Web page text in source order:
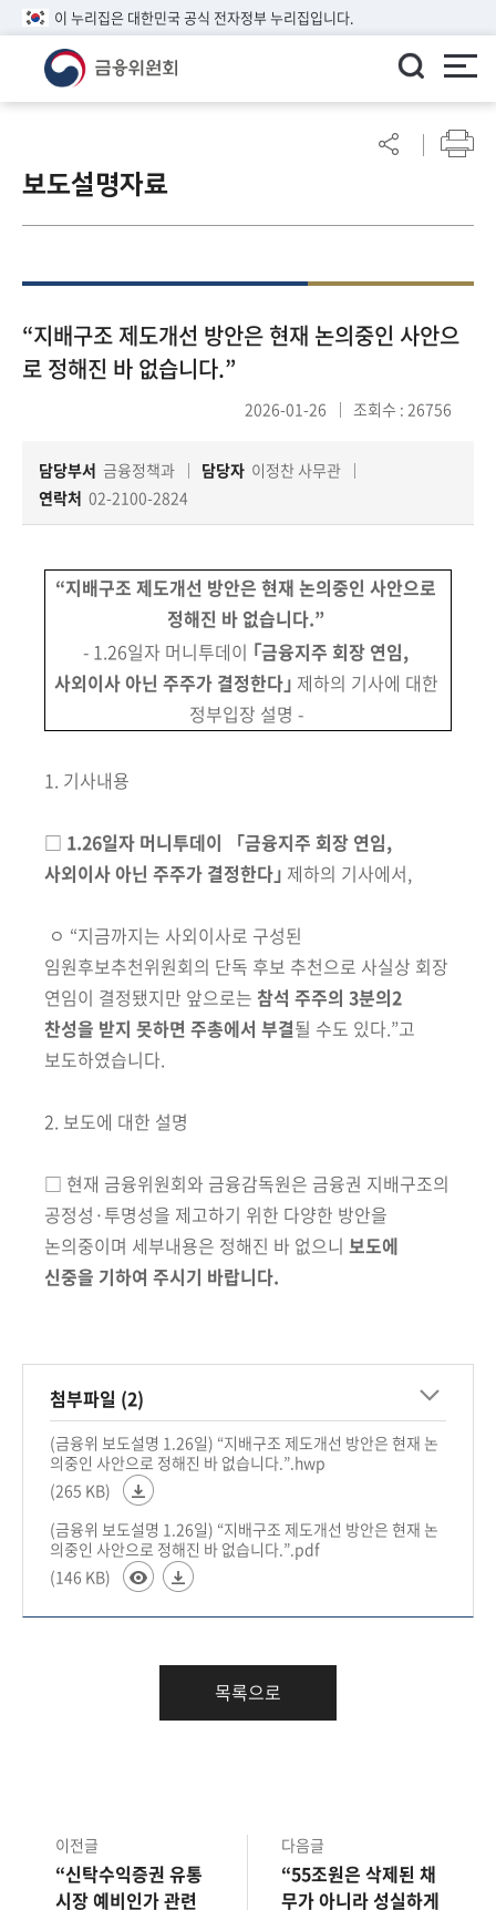
이 누리집은 대한민국 공식 전자정부 누리집입니다.
린
이알
참
여
마
책
마
보도설명자료
“지배구조 제도개선 방안은 현재 논의중인 사안으
로 정해진 바 없습니다.”
2026-01-26 조회수 : 26756
담당부서 금융정책과 담당자 이정찬 사무관
연락처 02-2100-2824
“지배구조 제도개선 방안은 현재 논의중인 사안으로
정해진 바 없습니다.”
- 1.26일자 머니투데이 ｢금융지주 회장 연임,
사외이사 아닌 주주가 결정한다｣ 제하의 기사에 대한
정부입장 설명 -
1. 기사내용
□ 1.26일자 머니투데이 「금융지주 회장 연임,
사외이사 아닌 주주가 결정한다｣ 제하의 기사에서,
ㅇ “지금까지는 사외이사로 구성된
임원후보추천위원회의 단독 후보 추천으로 사실상 회장
연임이 결정됐지만 앞으로는 참석 주주의 3분의2
찬성을 받지 못하면 주총에서 부결될 수도 있다.”고
보도하였습니다.
2. 보도에 대한 설명
□ 현재 금융위원회와 금융감독원은 금융권 지배구조의
공정성·투명성을 제고하기 위한 다양한 방안을
논의중이며 세부내용은 정해진 바 없으니 보도에
신중을 기하여 주시기 바랍니다.
첨부파일 (2)
(금융위 보도설명 1.26일) “지배구조 제도개선 방안은 현재 논
의중인 사안으로 정해진 바 없습니다.”.hwp
(265 KB)
(금융위 보도설명 1.26일) “지배구조 제도개선 방안은 현재 논
의중인 사안으로 정해진 바 없습니다.”.pdf
(146 KB)
목록으로
이전글
“신탁수익증권 유통
시장 예비인가 관련
다음글
“55조원은 삭제된 채
무가 아니라 성실하게